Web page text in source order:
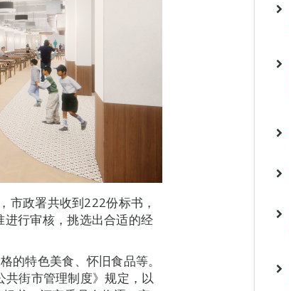
市政署共收到222份标书，
行审核，挑选出合适的经
的特色美食、怀旧食品等。
街市管理制度》规定，以